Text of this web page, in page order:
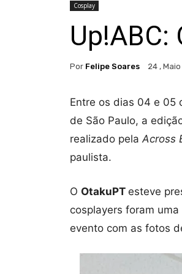
Cosplay
Por Felipe Soares 24 ,
Entre os dias 04 e 05
de São Paulo, a
realizado pelaAcross
paulista.
O OtakuPT esteve
cosplayers foram
evento com as fotos